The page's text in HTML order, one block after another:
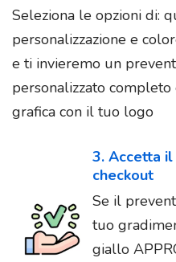
Seleziona le opzioni di:
personalizzazione e
e ti invieremo un
personalizzato completo
grafica con il tuo logo
3. Accetta
checkout
Se il
tuo
giallo